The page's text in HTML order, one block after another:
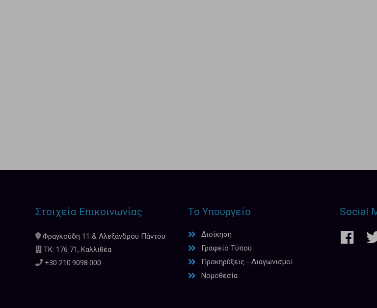
Στοιχεία Επικοινωνίας
Φραγκούδη 11 & Αλεξάνδρου Πάντου
ΤΚ: 176 71, Καλλιθέα
+30 210.9098.000
Το Υπουργείο
Διοίκηση
Γραφείο Τύπου
Προκηρύξεις - Διαγωνισμοί
Νομοθεσία
Social